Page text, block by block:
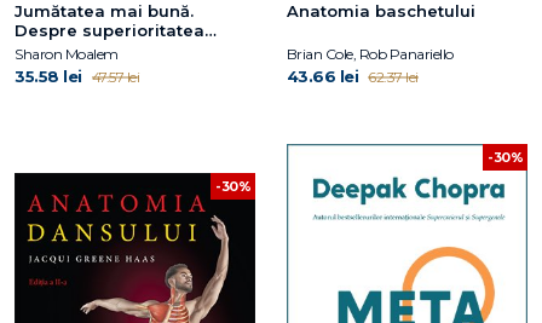
Jumătatea mai bună.
Despre superioritatea
genetică a femeilor
Sharon Moalem
35.58 lei 47.57 lei
Anatomia baschetului
Brian Cole, Rob Panariello
43.66 lei 62.37 lei
-30%
-30%